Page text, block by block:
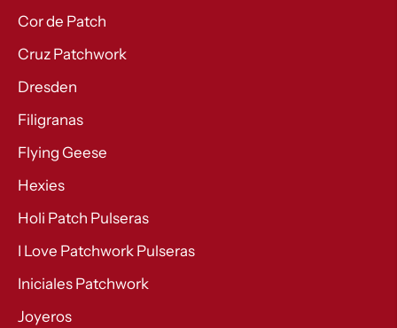
Cor de Patch
Cruz Patchwork
Dresden
Filigranas
Flying Geese
Hexies
Holi Patch Pulseras
I Love Patchwork Pulseras
Iniciales Patchwork
Joyeros